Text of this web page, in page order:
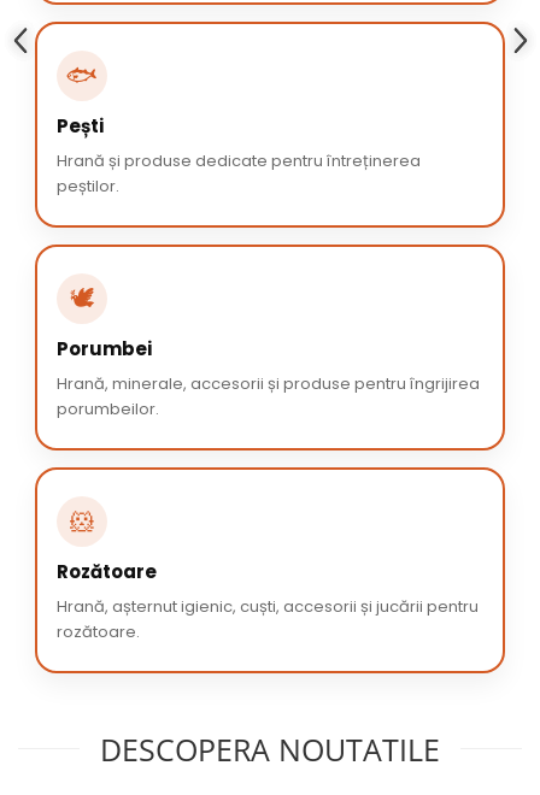
🐟
Pești
Hrană și produse dedicate pentru întreținerea
peștilor.
🕊️
Porumbei
Hrană, minerale, accesorii și produse pentru îngrijirea
porumbeilor.
🐹
Rozătoare
Hrană, așternut igienic, cuști, accesorii și jucării pentru
rozătoare.
DESCOPERA NOUTATILE